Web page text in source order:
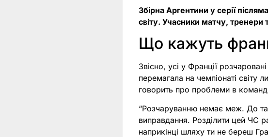
Збірна Аргентини у серії
світу. Учасники матчу,
Що кажуть
Звісно, усі у Франції
перемагала на чемпіонаті
говорить про проблеми в
“Розчаруванню немає меж. До та
виправдання. Розділити цей ЧС
наприкінці шляху ти не береш